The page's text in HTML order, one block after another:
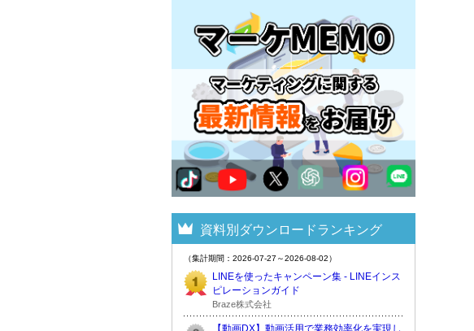
資料別ダウンロードランキング
（集計期間：2026-07-27～2026-08-02）
LINEを使ったキャンペーン集 - LINEインス
ピレーションガイド
Braze株式会社
【動画DX】動画活用で業務効率化を実現し